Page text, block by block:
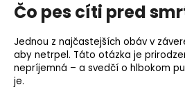
Čo pes cíti pred
Jednou z najčastejších obáv v
aby netrpel. Táto otázka je
nepríjemná – a svedčí o hlbokom
je.